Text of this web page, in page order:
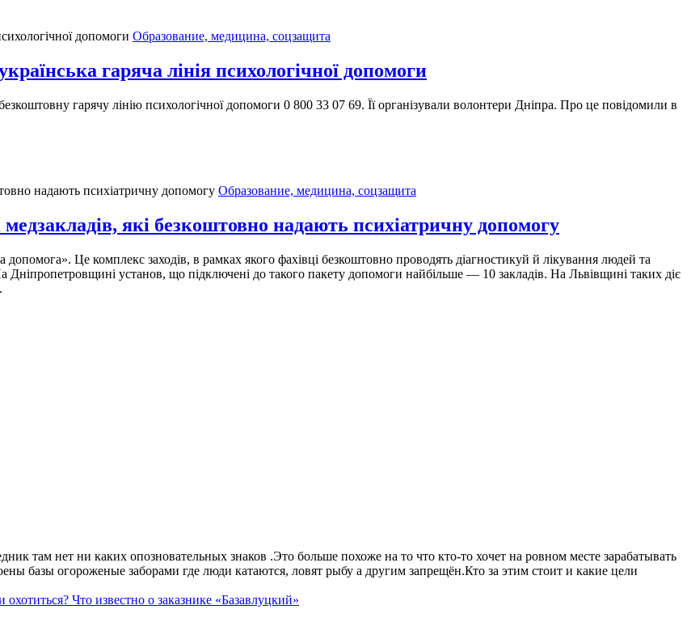
Образование, медицина, соцзащита
гаряча лінія психологічної допомоги
гарячу лінію психологічної допомоги 0 800 33 07 69. Її організували волонтери Дніпра. Про це повідомили в
Образование, медицина, соцзащита
які безкоштовно надають психіатричну допомогу
Це комплекс заходів, в рамках якого фахівці безкоштовно проводять діагностикуй й лікування людей та
Дніпропетровщині установ, що підключені до такого пакету допомоги найбільше — 10 закладів. На Львівщині таких діє
там нет ни каких опозновательных знаков .Это больше похоже на то что кто-то хочет на ровном месте зарабатывать
базы огороженые заборами где люди катаются, ловят рыбу а другим запрещён.Кто за этим стоит и какие цели
Что известно о заказнике «Базавлуцкий»